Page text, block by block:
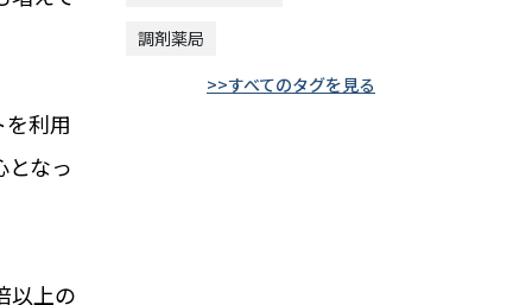
利用
なっ
以上の
調剤薬局
すべてのタグを見る